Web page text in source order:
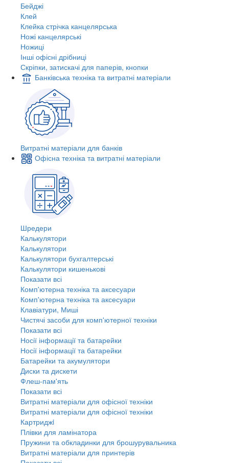
Бейджі
Клей
Клейка стрічка канцелярська
Ножі канцелярські
Ножиці
Інші офісні дрібниці
Скріпки, затискачі для паперів, кнопки
Банківська техніка та витратні матеріали
Витратні матеріали для банків
Офісна техніка та витратні матеріали
Шредери
Калькулятори
Калькулятори
Калькулятори бухгалтерські
Калькулятори кишенькові
Показати всі
Комп'ютерна техніка та аксесуари
Комп'ютерна техніка та аксесуари
Клавіатури, Миші
Чистячі засоби для комп'ютерної техніки
Показати всі
Носії інформації та батарейки
Носії інформації та батарейки
Батарейки та акумулятори
Диски та дискети
Флеш-пам'ять
Показати всі
Витратні матеріали для офісної техніки
Витратні матеріали для офісної техніки
Картриджi
Плівки для ламінатора
Пружини та обкладинки для брошурувальника
Витратні матеріали для принтерів